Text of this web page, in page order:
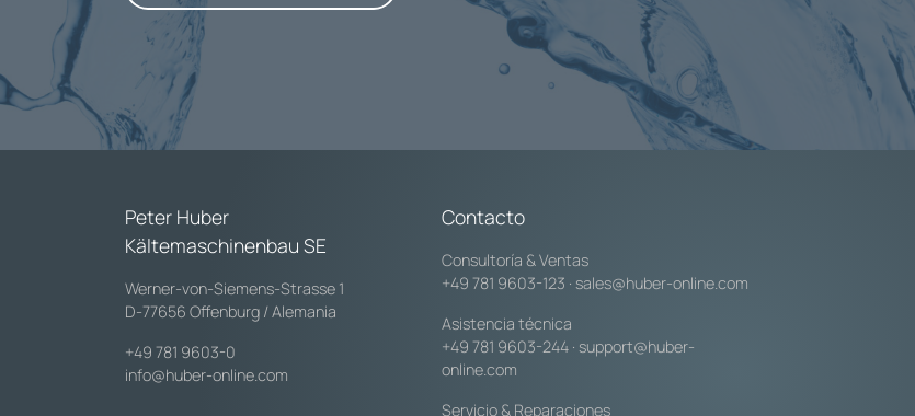
Peter Huber
Kältemaschinenbau SE
Werner-von-Siemens-Strasse 1
D-77656 Offenburg / Alemania
+49 781 9603-0
info@huber-online.com
Contacto
Consultoría & Ventas
+49 781 9603-123 · sales@huber-online.com
Asistencia técnica
+49 781 9603-244 · support@huber-
online.com
Servicio & Reparaciones